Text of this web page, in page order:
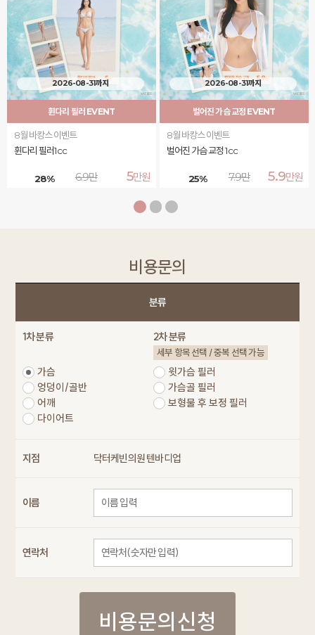
2026-08-31까지
휜다리 필러 EVENT
8월 바캉스 이벤트
휜다리 필러1cc
28% 6.9만 5만원
2026-08-31까지
벌어진 가슴 교정 EVENT
8월 바캉스 이벤트
벌어진 가슴 교정 1cc
25% 7.9만 5.9만원
비용문의
분류
1차 분류
가슴
엉덩이/골반
어깨
다이어트
2차 분류
세부 항목 선택 / 중복 선택 가능
윗가슴 필러
가슴골 필러
보형물 후 보정 필러
지점 닥터케빈의원 텐바디업
이름
연락처
비용문의신청